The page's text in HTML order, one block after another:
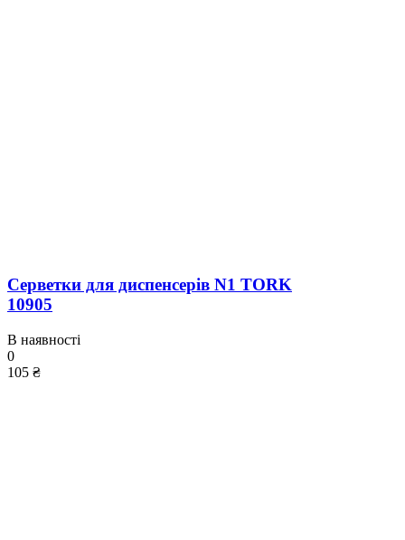
Серветки для диспенсерів N1 TORK
10905
В наявності
0
105 ₴